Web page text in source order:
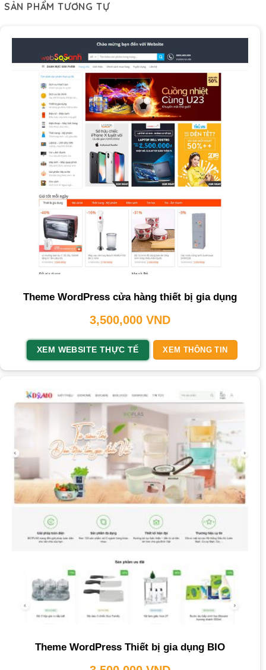
SẢN PHẨM TƯƠNG TỰ
Theme WordPress cửa hàng thiết bị gia dụng
3,500,000 VND
XEM WEBSITE THỰC TẾ XEM THÔNG TIN
Theme WordPress Thiết bị gia dụng BIO